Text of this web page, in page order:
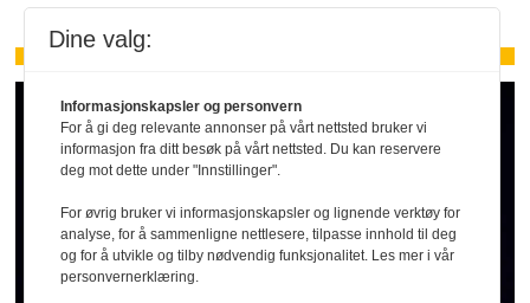
Dine valg:
Informasjonskapsler og personvern
For å gi deg relevante annonser på vårt nettsted bruker vi
informasjon fra ditt besøk på vårt nettsted. Du kan reservere
deg mot dette under "Innstillinger".
For øvrig bruker vi informasjonskapsler og lignende verktøy for
analyse, for å sammenligne nettlesere, tilpasse innhold til deg
og for å utvikle og tilby nødvendig funksjonalitet. Les mer i vår
personvernerklæring.